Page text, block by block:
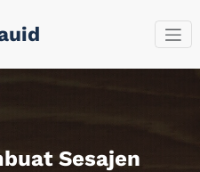
Sesajen